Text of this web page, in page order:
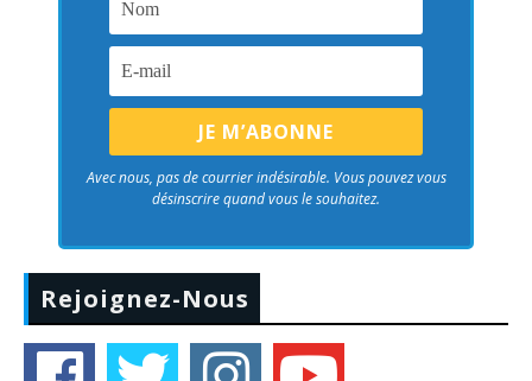
Avec nous, pas de courrier indésirable. Vous pouvez vous
désinscrire quand vous le souhaitez.
Rejoignez-Nous